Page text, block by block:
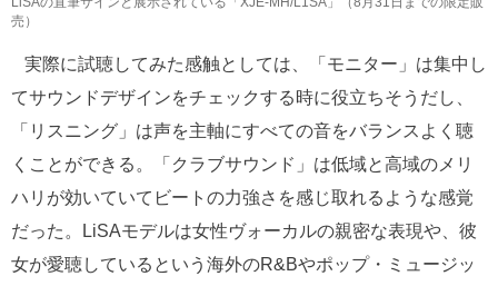
売）
実際に試聴してみた感触としては、「モニター」は集中し
てサウンドデザインをチェックする時に役立ちそうだし、
「リスニング」は声を主軸にすべての音をバランスよく聴
くことができる。「クラブサウンド」は低域と高域のメリ
ハリが効いていてビートの力強さを感じ取れるような感覚
だった。LiSAモデルは女性ヴォーカルの親密な表現や、彼
女が愛聴しているという海外のR&Bやポップ・ミュージッ